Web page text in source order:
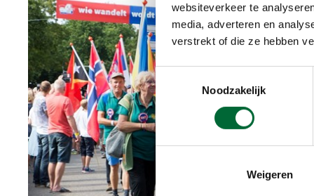
websiteverkeer te
media, adverteren en
verstrekt of die ze hebben
Toestemmingsselectie
Noodzakelijk
Weigeren